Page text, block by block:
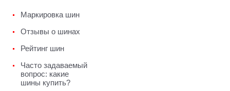
Маркировка шин
Отзывы о шинах
Рейтинг шин
Часто задаваемый
вопрос: какие
шины купить?